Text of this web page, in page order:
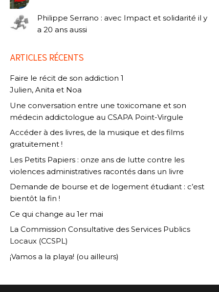
Philippe Serrano : avec Impact et solidarité il y
a 20 ans aussi
ARTICLES RÉCENTS
Faire le récit de son addiction 1
Julien, Anita et Noa
Une conversation entre une toxicomane et son
médecin addictologue au CSAPA Point-Virgule
Accéder à des livres, de la musique et des films
gratuitement !
Les Petits Papiers : onze ans de lutte contre les
violences administratives racontés dans un livre
Demande de bourse et de logement étudiant : c’est
bientôt la fin !
Ce qui change au 1er mai
La Commission Consultative des Services Publics
Locaux (CCSPL)
¡Vamos a la playa! (ou ailleurs)